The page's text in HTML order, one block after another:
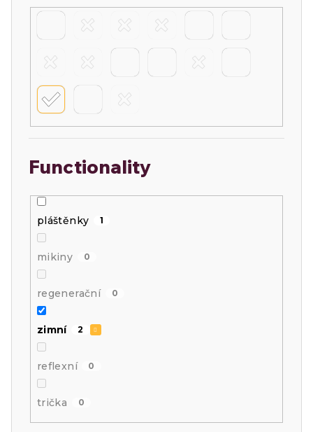
Functionality
pláštěnky 1
mikiny 0
regenerační 0
zimní 2
reflexní 0
trička 0